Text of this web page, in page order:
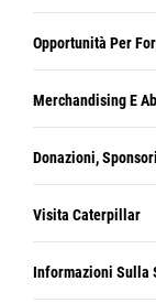
Opportunità Per
Merchandising E
Donazioni,
Visita Caterpillar
Informazioni Sulla